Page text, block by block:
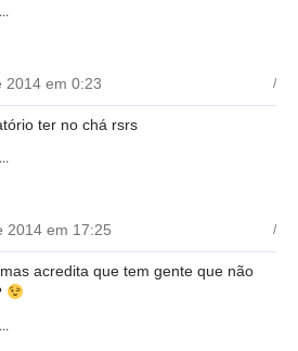
2014 em 0:23
/
ter no chá rsrs
2014 em 17:25
/
acredita que tem gente que não